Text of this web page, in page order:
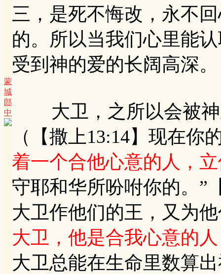
蒙
城
郎
中
三，是死不悔改，永不
的。所以当我们心里能
受到神的爱的长阔高深。
大卫，之所以会被神
（【撒上13:14】现在你
着一个合他心意的人，
守耶和华所吩咐你的。”
大卫作他们的王，又为
大卫，他是合我心意的人
大卫总能在生命里数算